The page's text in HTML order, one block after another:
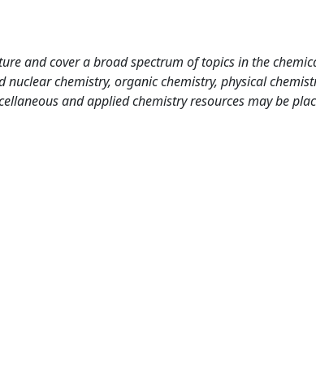
and cover a broad spectrum of topics in the
chemistry, organic chemistry, physical
and applied chemistry resources may be